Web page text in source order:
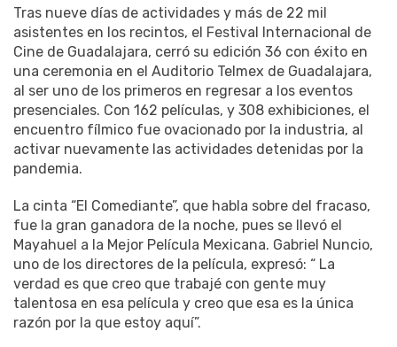
Cine de Guadalajara, cerró su edición 36 con éxito en
una ceremonia en el Auditorio Telmex de Guadalajara,
al ser uno de los primeros en regresar a los eventos
presenciales. Con 162 películas, y 308 exhibiciones, el
encuentro fílmico fue ovacionado por la industria, al
activar nuevamente las actividades detenidas por la
pandemia.
La cinta “El Comediante”, que habla sobre del fracaso,
Mayahuel a la Mejor Película Mexicana. Gabriel Nuncio,
uno de los directores de la película, expresó: “ La
verdad es que creo que trabajé con gente muy
talentosa en esa película y creo que esa es la única
razón por la que estoy aquí”.
El momento emotivo fue cuando